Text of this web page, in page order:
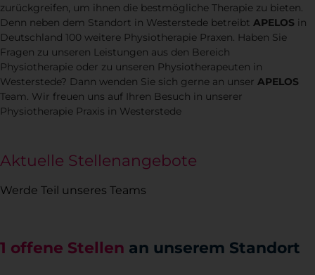
zurückgreifen, um ihnen die bestmögliche Therapie zu bieten.
Denn neben dem Standort in Westerstede betreibt APELOS in
Deutschland 100 weitere Physiotherapie Praxen. Haben Sie
Fragen zu unseren Leistungen aus den Bereich
Physiotherapie oder zu unseren Physiotherapeuten in
Westerstede? Dann wenden Sie sich gerne an unser APELOS
Team. Wir freuen uns auf Ihren Besuch in unserer
Physiotherapie Praxis in Westerstede
Aktuelle Stellenangebote
Werde Teil unseres Teams
1 offene Stellen an unserem Standort